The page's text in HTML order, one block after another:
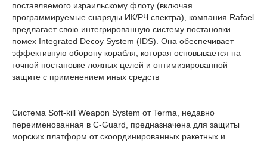
поставляемого израильскому флоту (включая
программируемые снаряды ИК/РЧ спектра), компания Rafael
предлагает свою интегрированную систему постановки
помех Integrated Decoy System (IDS). Она обеспечивает
эффективную оборону корабля, которая основывается на
точной постановке ложных целей и оптимизированной
защите с применением иных средств
Система Soft-kill Weapon System от Terma, недавно
переименованная в C-Guard, предназначена для защиты
морских платформ от скоординированных ракетных и